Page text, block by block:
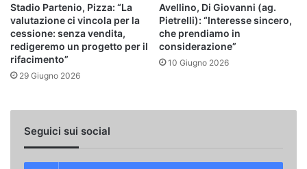
Stadio Partenio, Pizza: “La
valutazione ci vincola per la
cessione: senza vendita,
redigeremo un progetto per il
rifacimento”
29 Giugno 2026
Avellino, Di Giovanni (ag.
Pietrelli): “Interesse sincero,
che prendiamo in
considerazione”
10 Giugno 2026
Seguici sui social